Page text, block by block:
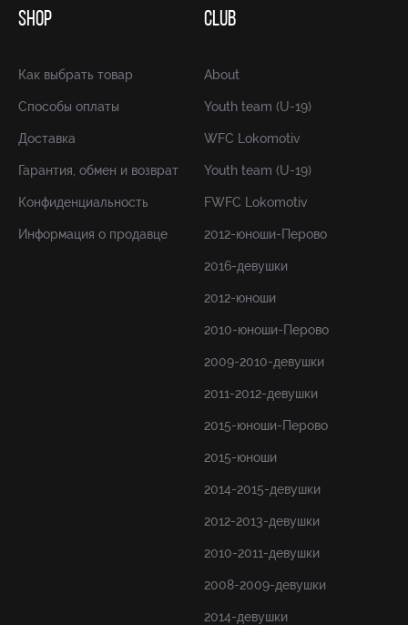
SHOP
Как выбрать товар
Способы оплаты
Доставка
Гарантия, обмен и возврат
Конфиденциальность
Информация о продавце
CLUB
About
Youth team (U-19)
WFC Lokomotiv
Youth team (U-19)
FWFC Lokomotiv
2012-юноши-Перово
2016-девушки
2012-юноши
2010-юноши-Перово
2009-2010-девушки
2011-2012-девушки
2015-юноши-Перово
2015-юноши
2014-2015-девушки
2012-2013-девушки
2010-2011-девушки
2008-2009-девушки
2014-девушки